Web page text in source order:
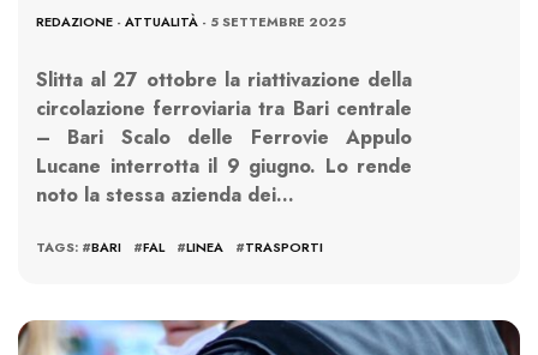
REDAZIONE - ATTUALITÀ - 5 SETTEMBRE 2025
Slitta al 27 ottobre la riattivazione della
circolazione ferroviaria tra Bari centrale
– Bari Scalo delle Ferrovie Appulo
Lucane interrotta il 9 giugno. Lo rende
noto la stessa azienda dei…
TAGS: #BARI #FAL #LINEA #TRASPORTI